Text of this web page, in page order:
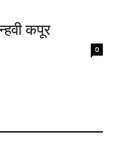
कपूर
0